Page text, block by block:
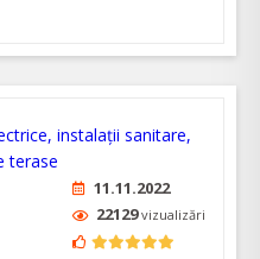
11.11.2022
22129vizualizări